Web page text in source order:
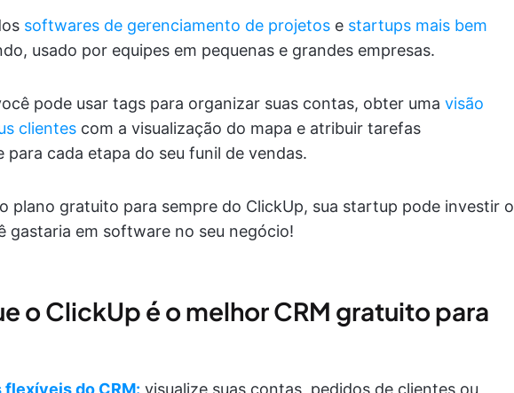
softwares de gerenciamento de projetos e startups mais bem
usado por equipes em pequenas e grandes empresas.
pode usar tags para organizar suas contas, obter uma visão
clientes com a visualização do mapa e atribuir tarefas
para cada etapa do seu funil de vendas.
plano gratuito para sempre do ClickUp, sua startup pode investir o
gastaria em software no seu negócio!
o ClickUp é o melhor CRM gratuito para